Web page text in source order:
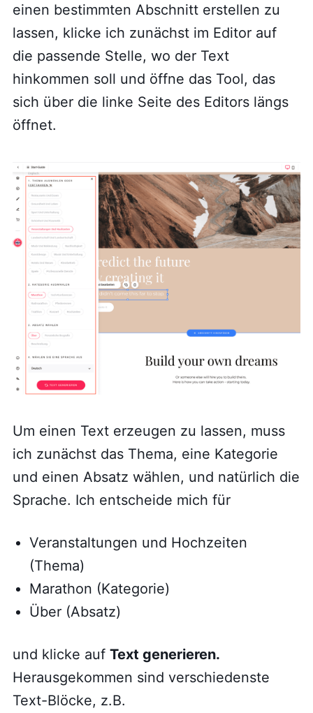
einen bestimmten Abschnitt erstellen zu
lassen, klicke ich zunächst im Editor auf
die passende Stelle, wo der Text
hinkommen soll und öffne das Tool, das
sich über die linke Seite des Editors längs
öffnet.
Um einen Text erzeugen zu lassen, muss
ich zunächst das Thema, eine Kategorie
und einen Absatz wählen, und natürlich die
Sprache. Ich entscheide mich für
Veranstaltungen und Hochzeiten
(Thema)
Marathon (Kategorie)
Über (Absatz)
und klicke auf Text generieren.
Herausgekommen sind verschiedenste
Text-Blöcke, z.B.